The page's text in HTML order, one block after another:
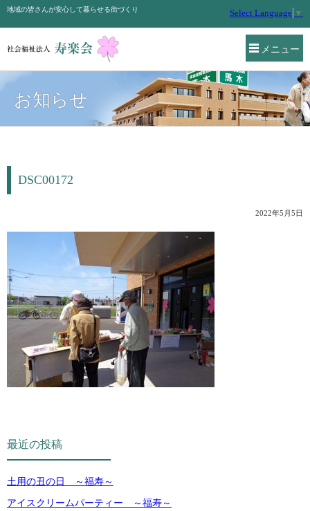
メニュー
地域の皆さんが安心して暮らせる街づくり Select Language ▼
お知らせ
DSC00172
2022年5月5日
最近の投稿
土用の丑の日 ～福寿～
アイスクリームパーティー ～福寿～